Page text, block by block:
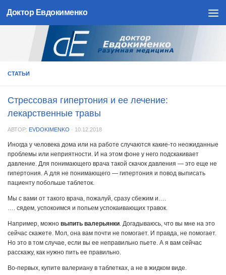
Skip to content
Доктор Евдокименко
СТАТЬИ
Стрессовая гипертония и ее лечение:
лекарственные травы
АВТОР: EVDOKIMENKO · 10.12.2018
Иногда у человека дома или на работе случаются какие-то неожиданные
проблемы или неприятности. И на этом фоне у него подскакивает
давление. Для понимающего врача такой скачок давления — это еще не
гипертония. А для не понимающего — гипертония и повод выписать
пациенту побольше таблеток.
Мы с вами от такого врача, пожалуй, сразу сбежим и….
…. сядем, успокоимся и попьем успокаивающих травок.
Например, можно выпить валерьянки . Догадываюсь, что вы мне на это
сейчас скажете. Мол, она вам почти не помогает. И правда, не помогает.
Но это в том случае, если вы ее неправильно пьете. А я вам сейчас
расскажу, как нужно пить ее правильно.
Во-первых, купите валериану в таблетках, а не в жидком виде.